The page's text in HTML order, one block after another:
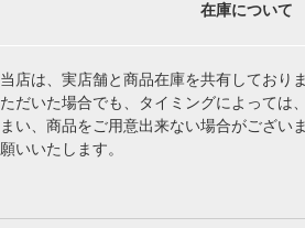
在庫について
当店は、実店舗と商品在庫を共有しており
ただいた場合でも、タイミングによっては
まい、商品をご用意出来ない場合がござい
願いいたします。